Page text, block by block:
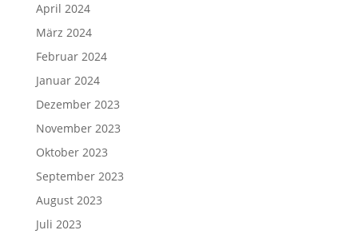
April 2024
März 2024
Februar 2024
Januar 2024
Dezember 2023
November 2023
Oktober 2023
September 2023
August 2023
Juli 2023